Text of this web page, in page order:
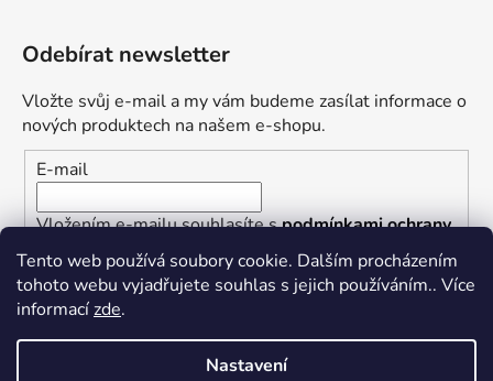
Tento web používá soubory cookie. Dalším procházením
tohoto webu vyjadřujete souhlas s jejich používáním.. Více
informacízde.
Nastavení
Odebírat newsletter
Vložte svůj e-mail a my vám budeme zasílat informace o
nových produktech na našem e-shopu.
E-mail
Vložením e-mailu souhlasíte spodmínkami ochrany
osobních údajů
PŘIHLÁSIT SE